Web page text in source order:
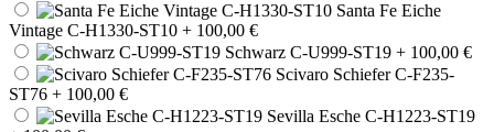
Santa Fe Eiche
Vintage C-H1330-ST10 + 100,00 €
Schwarz C-U999-ST19 + 100,00 €
Scivaro Schiefer C-F235-
ST76 + 100,00 €
Sevilla Esche C-H1223-ST19